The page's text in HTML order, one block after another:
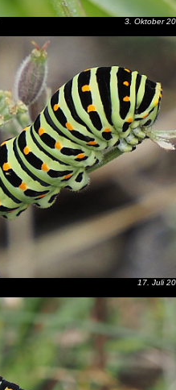
3. Oktober
17. Juli